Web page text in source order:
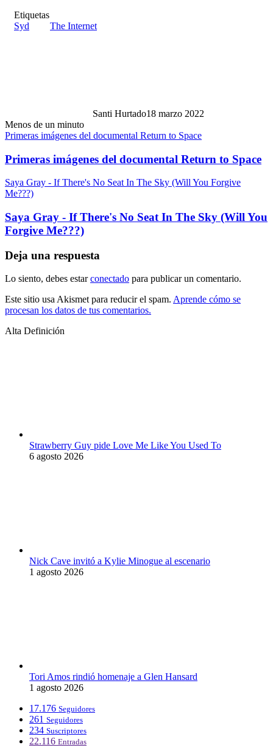
Etiquetas
Syd
The Internet
Santi Hurtado18 marzo 2022
Menos de un minuto
Primeras imágenes del documental Return to Space
Primeras imágenes del documental Return to Space
Saya Gray - If There's No Seat In The Sky (Will You Forgive
Me???)
Saya Gray - If There's No Seat In The Sky (Will You
Forgive Me???)
Deja una respuesta
Lo siento, debes estarconectado para publicar un comentario.
Este sitio usa Akismet para reducir el spam. Aprende cómo se
procesan los datos de tus comentarios.
Alta Definición
Strawberry Guy pide Love Me Like You Used To
6 agosto 2026
Nick Cave invitó a Kylie Minogue al escenario
1 agosto 2026
Tori Amos rindió homenaje a Glen Hansard
1 agosto 2026
17.176 Seguidores
261 Seguidores
234 Suscriptores
22.116 Entradas